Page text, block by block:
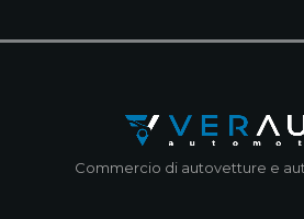
Commercio di autovetture e